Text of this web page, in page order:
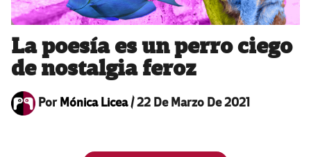
La poesía es un perro ciego
de nostalgia feroz
PorMónica Licea/22 De Marzo De 2021